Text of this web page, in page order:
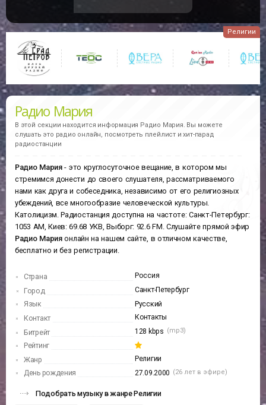
Религии
Радио Мария
В этой секции находится информация Радио Мария. Вы можете
слушать это радио онлайн, посмотреть плейлист и хит-парад
радиостанции
Радио Мария- это круглосуточное вещание, в котором мы
стремимся донести до своего слушателя, рассматриваемого
нами как друга и собеседника, независимо от его религиозных
убеждений, все многообразие человеческой культуры.
Католицизм. Радиостанция доступна на частоте: Санкт-Петербург:
1053 АМ, Киев: 69.68 УКВ, Выборг: 92.6 FM. Слушайте прямой эфир
Радио Марияонлайн на нашем сайте, в отличном качестве,
бесплатно и без регистрации.
Страна
Россия
Город
Санкт-Петербург
Язык
Русский
Контакт
Контакты
Битрейт
128 kbps (mp3)
Рейтинг
Жанр
Религии
День рождения
27.09.2000 (26 лет в эфире)
Подобрать музыку в жанре Религии